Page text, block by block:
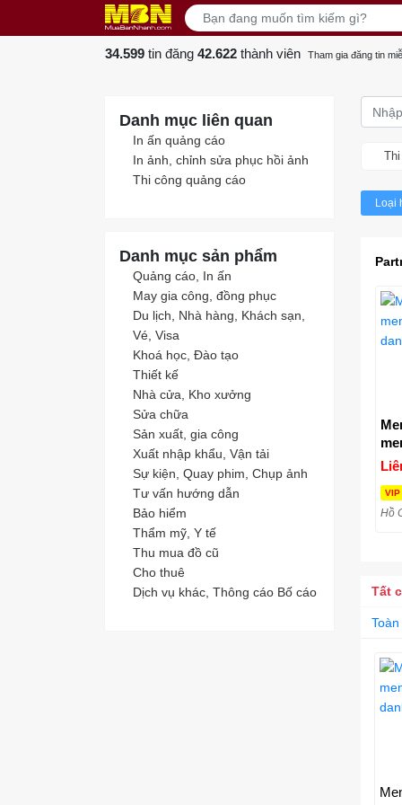
34.599 tin đăng 42.622 thành viên Tham gia đăng tin
Danh mục liên quan
In ấn quảng cáo
In ảnh, chỉnh sửa phục hồi ảnh
Thi công quảng cáo
Danh mục sản phẩm
Quảng cáo, In ấn
May gia công, đồng phục
Du lịch, Nhà hàng, Khách sạn,
Vé, Visa
Khoá học, Đào tạo
Thiết kế
Nhà cửa, Kho xưởng
Sửa chữa
Sản xuất, gia công
Xuất nhập khẩu, Vận tải
Sự kiện, Quay phim, Chụp ảnh
Tư vấn hướng dẫn
Bảo hiểm
Thẩm mỹ, Y tế
Thu mua đồ cũ
Cho thuê
Dịch vụ khác, Thông cáo Bố cáo
Loại
VIP
Hồ
Tất